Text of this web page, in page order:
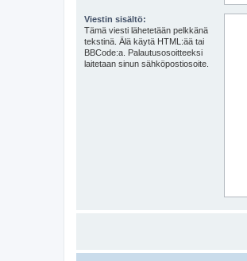
Viestin sisältö:
Tämä viesti lähetetään pelkkänä
tekstinä. Älä käytä HTML:ää tai
BBCode:a. Palautusosoitteeksi
laitetaan sinun sähköpostiosoite.